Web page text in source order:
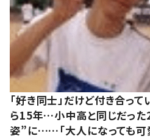
「好き同士」だけど付き合っ
ら15年…小中高と同じだっ
姿”に……「大人になっても可